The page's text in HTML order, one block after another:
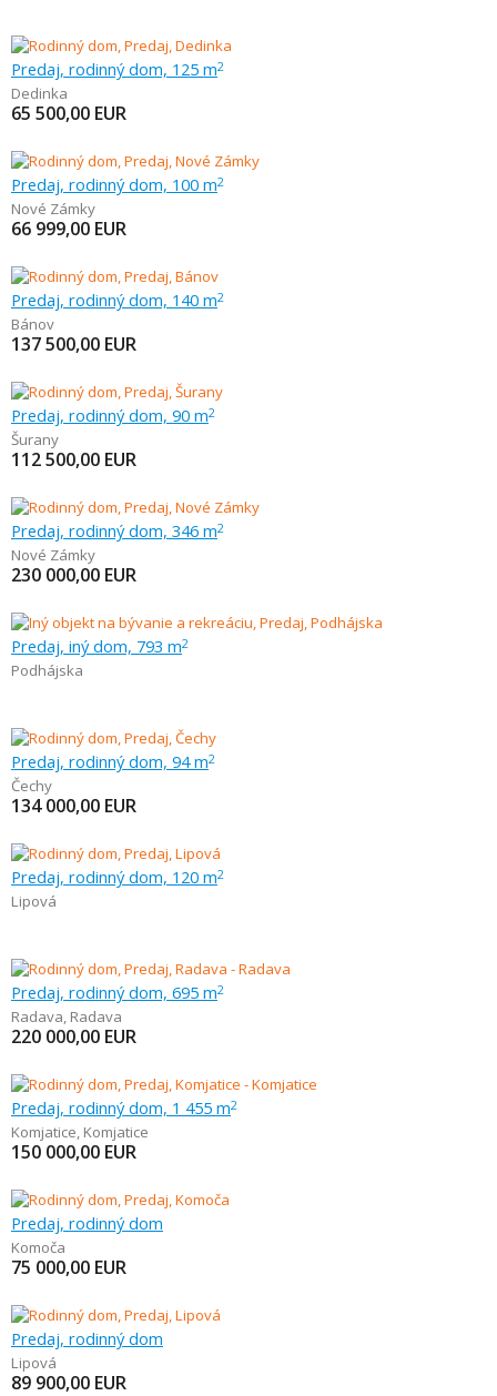
Predaj, rodinný dom, 125 m2
Dedinka
65 500,00 EUR
Predaj, rodinný dom, 100 m2
Nové Zámky
66 999,00 EUR
Predaj, rodinný dom, 140 m2
Bánov
137 500,00 EUR
Predaj, rodinný dom, 90 m2
Šurany
112 500,00 EUR
Predaj, rodinný dom, 346 m2
Nové Zámky
230 000,00 EUR
Predaj, iný dom, 793 m2
Podhájska
Predaj, rodinný dom, 94 m2
Čechy
134 000,00 EUR
Predaj, rodinný dom, 120 m2
Lipová
Predaj, rodinný dom, 695 m2
Radava, Radava
220 000,00 EUR
Predaj, rodinný dom, 1 455 m2
Komjatice, Komjatice
150 000,00 EUR
Predaj, rodinný dom
Komoča
75 000,00 EUR
Predaj, rodinný dom
Lipová
89 900,00 EUR